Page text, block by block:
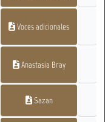
Voces adicionales
Anastasia Bray
Sazan